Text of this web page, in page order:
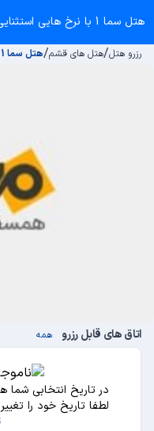
هتل سما 1 با نرخ هایی استثنایی در خرید آنلاین
رزرو هتل/هتل های قشم/هتل سما 1 با نرخ هایی استثنایی در خرید آنلاین
اتاق های قابل رزرو همه
در تاریخ انتخابی شما
لطفا تاریخ خود را